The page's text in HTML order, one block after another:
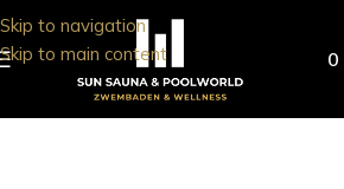
Skip to navigation
Skip to main content
0